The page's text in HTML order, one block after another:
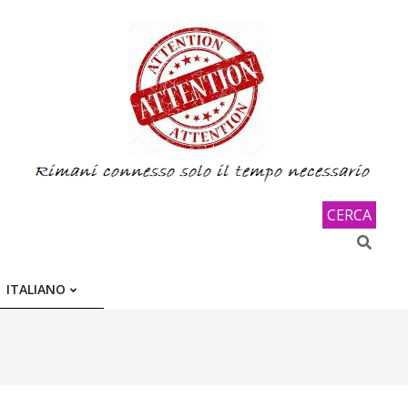
CERCA
Search
ITALIANO